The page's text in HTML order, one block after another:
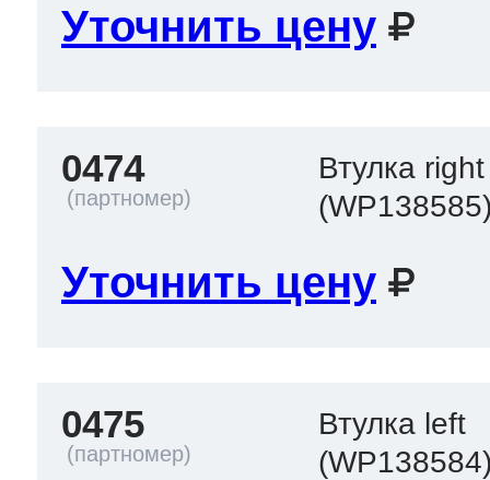
Уточнить цену
0474
Втулка right
Уточнить цену
0475
Втулка left